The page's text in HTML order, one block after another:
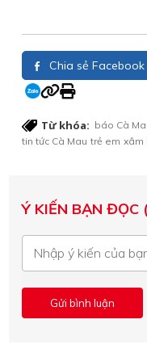
Chia sẻ Facebook
Từ khóa: báo Cà
tin tức Cà Mau trẻ em xâm
Ý KIẾN BẠN ĐỌC